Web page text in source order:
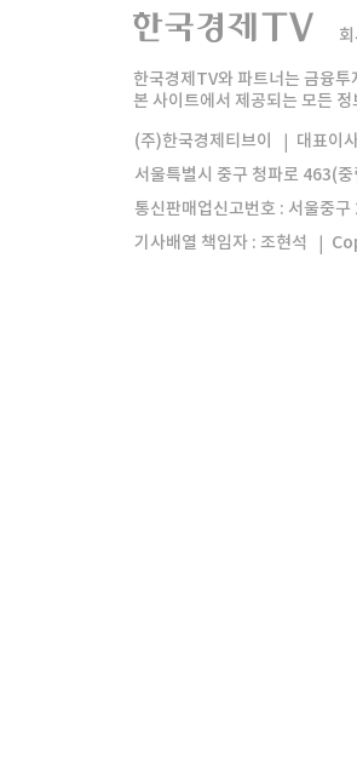
한국경제TV
한경미디어그룹 한
모바일앱 한
한국경제TV와 파트너는 금융
본 사이트에서 제공되는 모든
(주)한국경제티브이
대표이
서울특별시 중구 청파로 463(
통신판매업신고번호 : 서울중
기사배열 책임자 : 조현석